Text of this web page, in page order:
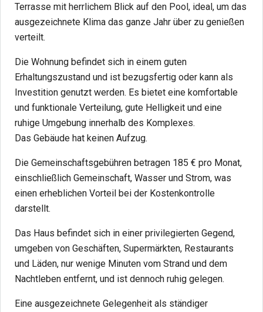
Terrasse mit herrlichem Blick auf den Pool, ideal, um das
ausgezeichnete Klima das ganze Jahr über zu genießen
verteilt.
Die Wohnung befindet sich in einem guten
Erhaltungszustand und ist bezugsfertig oder kann als
Investition genutzt werden. Es bietet eine komfortable
und funktionale Verteilung, gute Helligkeit und eine
ruhige Umgebung innerhalb des Komplexes.
Das Gebäude hat keinen Aufzug.
Die Gemeinschaftsgebühren betragen 185 € pro Monat,
einschließlich Gemeinschaft, Wasser und Strom, was
einen erheblichen Vorteil bei der Kostenkontrolle
darstellt.
Das Haus befindet sich in einer privilegierten Gegend,
umgeben von Geschäften, Supermärkten, Restaurants
und Läden, nur wenige Minuten vom Strand und dem
Nachtleben entfernt, und ist dennoch ruhig gelegen.
Eine ausgezeichnete Gelegenheit als ständiger